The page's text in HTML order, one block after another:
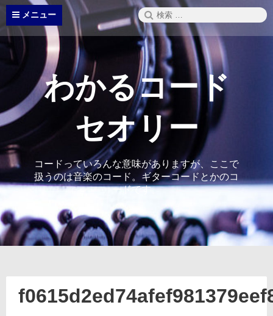
コ
テ
ン
ッ
プ
メニュー
検
索:
わかるコード
セオリー
コードっていろんな意味がありますが、ここで
扱うのは音楽のコード。ギターコードとかのコ
ードです。